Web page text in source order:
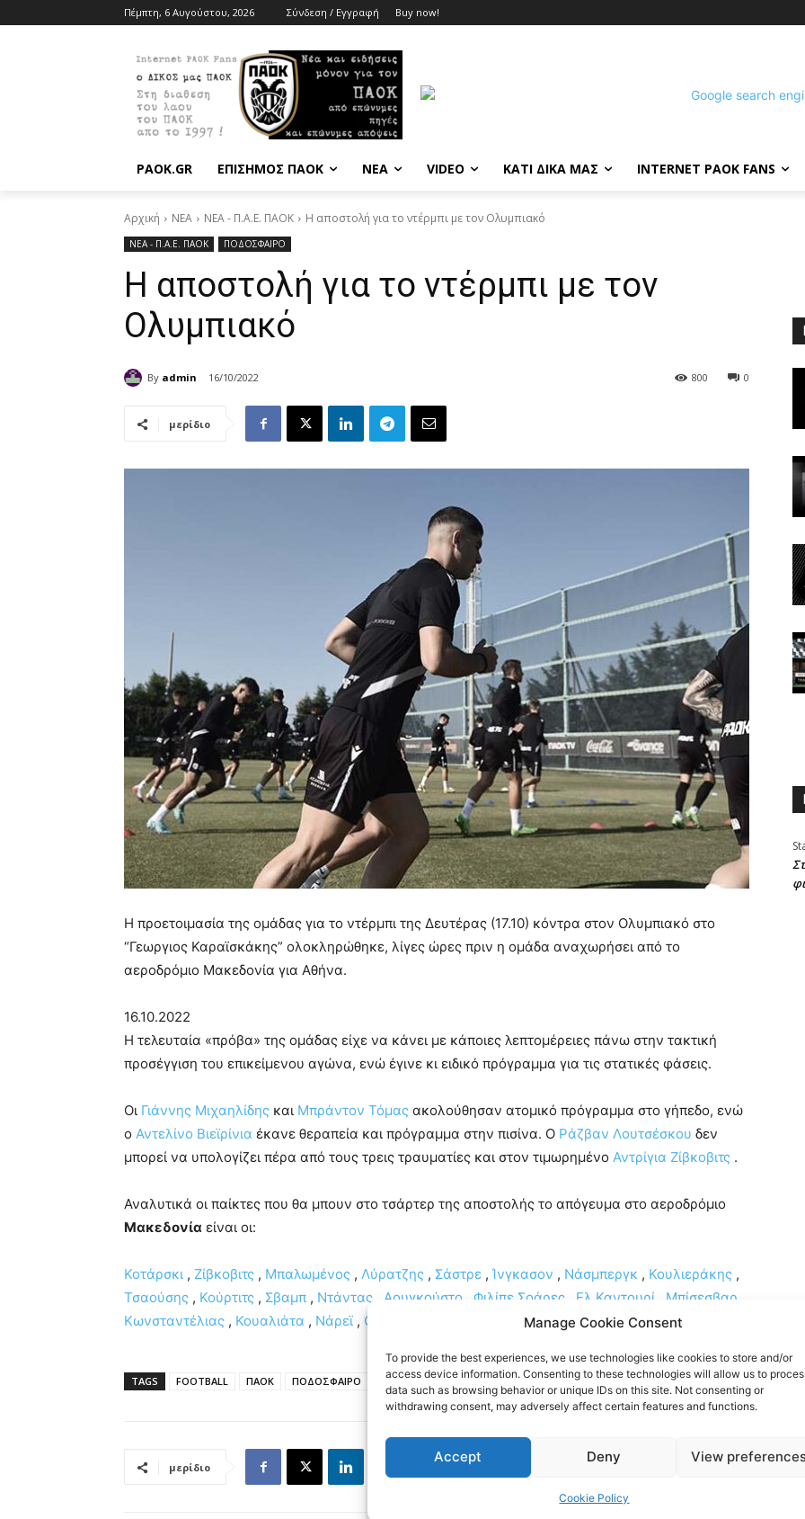
Manage Cookie Consent
To provide the best experiences, we use technologies like cookies to store and/or
access device information. Consenting to these technologies will allow us to
data such as browsing behavior or unique IDs on this site. Not consenting or
withdrawing consent, may adversely affect certain features and functions.
Accept Deny View
Cookie Policy
Πέμπτη, 6 Αυγούστου, 2026 Σύνδεση / Εγγραφή Buy now!
PAOK.GR ΕΠΙΣΗΜΟΣ ΠΑΟΚ ΝΕΑ VIDEO ΚΑΤΙ ΔΙΚΑ ΜΑΣ INTERNET PAOK FANS
Αρχική ΝΕΑ ΝΕΑ - Π.Α.Ε. ΠΑΟΚ Η αποστολή για το ντέρμπι με τον Ολυμπιακό
ΝΕΑ - Π.Α.Ε. ΠΑΟΚ ΠΟΔΟΣΦΑΙΡΟ
Η αποστολή για το ντέρμπι με τον
Ολυμπιακό
By admin 16/10/2022 0
800
μερίδιο
H προετοιμασία της ομάδας για το ντέρμπι της Δευτέρας (17.10) κόντρα στον Ολυμπιακό στο
“Γεωργιος Καραϊσκάκης” ολοκληρώθηκε, λίγες ώρες πριν η ομάδα αναχωρήσει από το
αεροδρόμιο Μακεδονία για Αθήνα.
16.10.2022
Η τελευταία «πρόβα» της ομάδας είχε να κάνει με κάποιες λεπτομέρειες πάνω στην τακτική
προσέγγιση του επικείμενου αγώνα, ενώ έγινε κι ειδικό πρόγραμμα για τις στατικές φάσεις.
Οι Γιάννης Μιχαηλίδης και Μπράντον Τόμας ακολούθησαν ατομικό πρόγραμμα στο γήπεδο, ενώ
ο Αντελίνο Βιεϊρίνια έκανε θεραπεία και πρόγραμμα στην πισίνα. Ο Ράζβαν Λουτσέσκου δεν
μπορεί να υπολογίζει πέρα από τους τρεις τραυματίες και στον τιμωρημένο Αντρίγια Ζίβκοβιτς .
Αναλυτικά οι παίκτες που θα μπουν στο τσάρτερ της αποστολής το απόγευμα στο αεροδρόμιο
Μακεδονία είναι οι:
Κοτάρσκι , Ζίβκοβιτς , Μπαλωμένος , Λύρατζης , Σάστρε , Ίνγκασον , Νάσμπεργκ , Κουλιεράκης ,
Τσαούσης , Κούρτιτς , Σβαμπ , Ντάντας Αουγκούστο Φιλίπε Σοάρες Ελ Καντουρί Μπίσεσβαρ
Κωνσταντέλιας , Κουαλιάτα , Νάρεϊ , Ολιβέιρα
TAGS FOOTBALL ΠΑΟΚ ΠΟΔΟΣΦΑΙΡΟ
μερίδιο